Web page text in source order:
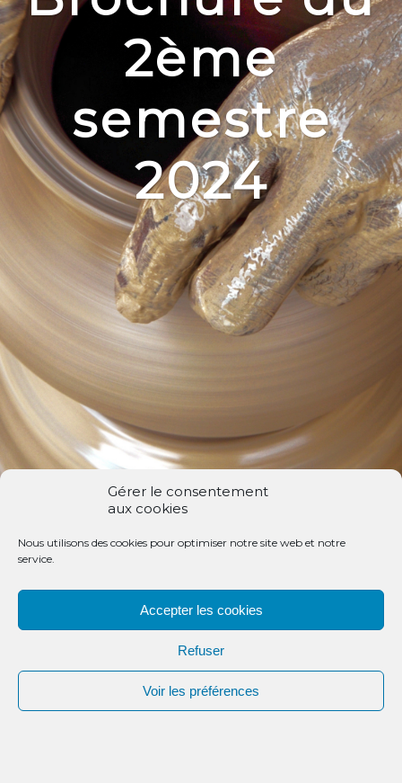
Gérer le consentement
aux cookies
Nous utilisons des cookies pour optimiser notre site web et notre
service.
Accepter les cookies
Refuser
Voir les préférences
2ème
semestre
2024